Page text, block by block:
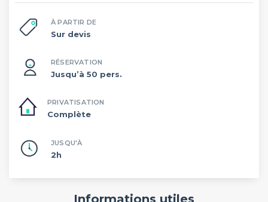
À PARTIR DE
Sur devis
RÉSERVATION
Jusqu’à 50 pers.
PRIVATISATION
Complète
JUSQU'À
2h
Informations utiles